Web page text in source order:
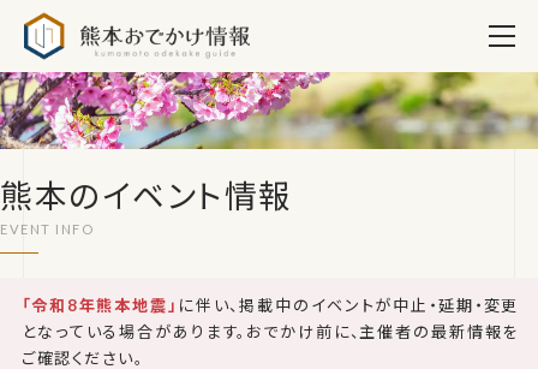
熊本のイベント情報
「令和8年熊本地震」 に伴い、掲載中のイベントが中止・延期・変更
となっている場合があります。おでかけ前に、主催者の最新情報を
ご確認ください。